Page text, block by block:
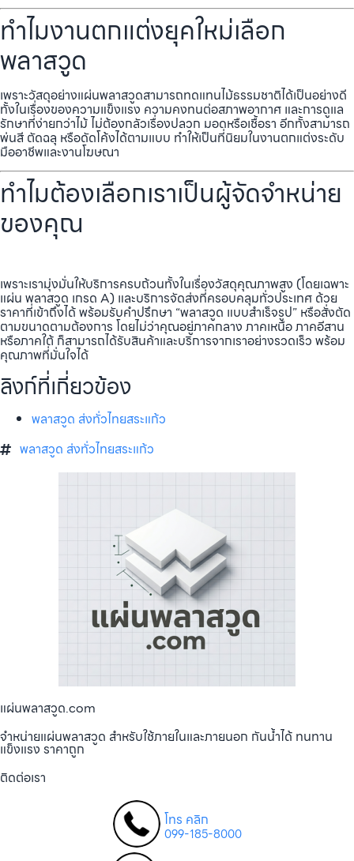
ทำไมงานตกแต่งยุคใหม่เลือก
พลาสวูด
เพราะวัสดุอย่างแผ่นพลาสวูดสามารถทดแทนไม้ธรรมชาติได้เป็นอย่างดี
ทั้งในเรื่องของความแข็งแรง ความคงทนต่อสภาพอากาศ และการดูแล
รักษาที่ง่ายกว่าไม้ ไม่ต้องกลัวเรื่องปลวก มอดหรือเชื้อรา อีกทั้งสามารถ
พ่นสี ตัดฉลุ หรือดัดโค้งได้ตามแบบ ทำให้เป็นที่นิยมในงานตกแต่งระดับ
มืออาชีพและงานโฆษณา
ทำไมต้องเลือกเราเป็นผู้จัดจำหน่าย
ของคุณ
เพราะเรามุ่งมั่นให้บริการครบถ้วนทั้งในเรื่องวัสดุคุณภาพสูง (โดยเฉพาะ
แผ่น พลาสวูด เกรด A) และบริการจัดส่งที่ครอบคลุมทั่วประเทศ ด้วย
ราคาที่เข้าถึงได้ พร้อมรับคำปรึกษา “พลาสวูด แบบสำเร็จรูป” หรือสั่งตัด
ตามขนาดตามต้องการ โดยไม่ว่าคุณอยู่ภาคกลาง ภาคเหนือ ภาคอีสาน
หรือภาคใต้ ก็สามารถได้รับสินค้าและบริการจากเราอย่างรวดเร็ว พร้อม
คุณภาพที่มั่นใจได้
ลิงก์ที่เกี่ยวข้อง
พลาสวูด ส่งทั่วไทยสระแก้ว
พลาสวูด ส่งทั่วไทยสระแก้ว
แผ่นพลาสวูด.com
จำหน่ายแผ่นพลาสวูด สำหรับใช้ภายในและภายนอก กันน้ำได้ ทนทาน
แข็งแรง ราคาถูก
ติดต่อเรา
โทร คลิก
099-185-8000